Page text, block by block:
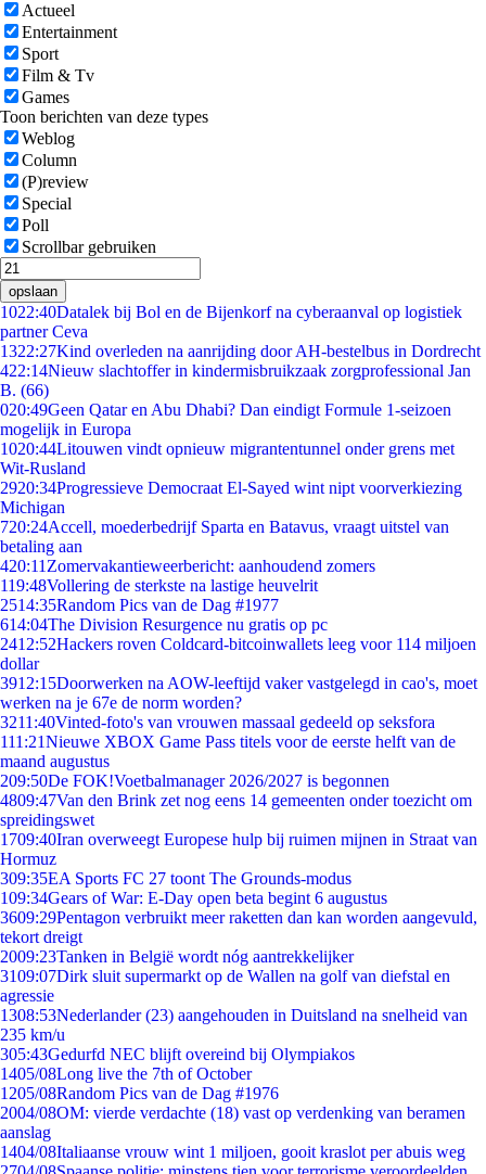
Actueel
Entertainment
Sport
Film & Tv
Games
Toon berichten van deze types
Weblog
Column
(P)review
Special
Poll
Scrollbar gebruiken
opslaan
1022:40Datalek bij Bol en de Bijenkorf na cyberaanval op logistiek
partner Ceva
1322:27Kind overleden na aanrijding door AH-bestelbus in Dordrecht
422:14Nieuw slachtoffer in kindermisbruikzaak zorgprofessional Jan
B. (66)
020:49Geen Qatar en Abu Dhabi? Dan eindigt Formule 1-seizoen
mogelijk in Europa
1020:44Litouwen vindt opnieuw migrantentunnel onder grens met
Wit-Rusland
2920:34Progressieve Democraat El-Sayed wint nipt voorverkiezing
Michigan
720:24Accell, moederbedrijf Sparta en Batavus, vraagt uitstel van
betaling aan
420:11 Zomervakantieweerbericht: aanhoudend zomers
119:48Vollering de sterkste na lastige heuvelrit
2514:35Random Pics van de Dag #1977
614:04The Division Resurgence nu gratis op pc
2412:52Hackers roven Coldcard-bitcoinwallets leeg voor 114 miljoen
dollar
3912:15Doorwerken na AOW-leeftijd vaker vastgelegd in cao's, moet
werken na je 67e de norm worden?
3211:40Vinted-foto's van vrouwen massaal gedeeld op seksfora
111:21Nieuwe XBOX Game Pass titels voor de eerste helft van de
maand augustus
209:50De FOK!Voetbalmanager 2026/2027 is begonnen
4809:47Van den Brink zet nog eens 14 gemeenten onder toezicht om
spreidingswet
1709:40Iran overweegt Europese hulp bij ruimen mijnen in Straat van
Hormuz
309:35EA Sports FC 27 toont The Grounds-modus
109:34Gears of War: E-Day open beta begint 6 augustus
3609:29Pentagon verbruikt meer raketten dan kan worden aangevuld,
tekort dreigt
2009:23Tanken in België wordt nóg aantrekkelijker
3109:07Dirk sluit supermarkt op de Wallen na golf van diefstal en
agressie
1308:53Nederlander (23) aangehouden in Duitsland na snelheid van
235 km/u
305:43Gedurfd NEC blijft overeind bij Olympiakos
1405/08Long live the 7th of October
1205/08Random Pics van de Dag #1976
2004/08OM: vierde verdachte (18) vast op verdenking van beramen
aanslag
1404/08Italiaanse vrouw wint 1 miljoen, gooit kraslot per abuis weg